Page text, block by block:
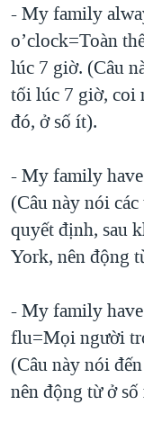
- My family
o’clock=Toàn
lúc 7 giờ. (Câu
tối lúc 7 giờ, coi
đó, ở số ít).
- My family
(Câu này nói
quyết định, sau
York, nên động
- My family
flu=Mọi người
(Câu này nói
nên động từ ở